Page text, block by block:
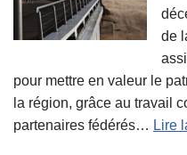
de
pour mettre en valeur le
la région, grâce au travail
partenaires fédérés… Lire